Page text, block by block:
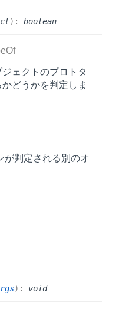
) : boolean
ェクトのプロトタ
どうかを判定しま
が判定される別のオ
) : void